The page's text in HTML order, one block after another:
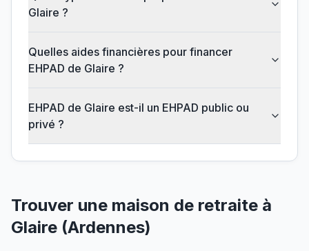
Glaire ?
Quelles aides financières pour financer
EHPAD de Glaire ?
EHPAD de Glaire est-il un EHPAD public ou
privé ?
Trouver une maison de retraite à
Glaire (Ardennes)